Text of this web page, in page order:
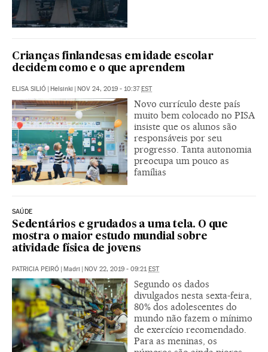
Crianças finlandesas em idade escolar
decidem como e o que aprendem
ELISA SILIÓ | Helsinki | NOV 24, 2019 - 10:37EST
Novo currículo deste país
muito bem colocado no PISA
insiste que os alunos são
responsáveis por seu
progresso. Tanta autonomia
preocupa um pouco as
famílias
SAÚDE
Sedentários e grudados a uma tela. O que
mostra o maior estudo mundial sobre
atividade física de jovens
PATRICIA PEIRÓ | Madri | NOV 22, 2019 - 09:21 EST
Segundo os dados
divulgados nesta sexta-feira,
80% dos adolescentes do
mundo não fazem o mínimo
de exercício recomendado.
Para as meninas, os